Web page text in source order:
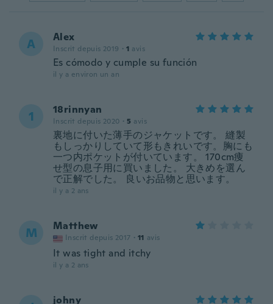
A Alex
Inscrit depuis 2019 · 1 avis
Es cómodo y cumple su función
il y a environ un an
1 18rinnyan
Inscrit depuis 2020 · 5 avis
裏地に付いた薄手のジャケットです。 縫製
もしっかりしていて形もきれいです。胸にも
一つ内ポケットが付いています。 170cm痩
せ型の息子用に買いました。 大きめを選ん
で正解でした。 良いお品物と思います。
il y a 2 ans
M Matthew
Inscrit depuis 2017 · 11 avis
It was tight and itchy
il y a 2 ans
johny